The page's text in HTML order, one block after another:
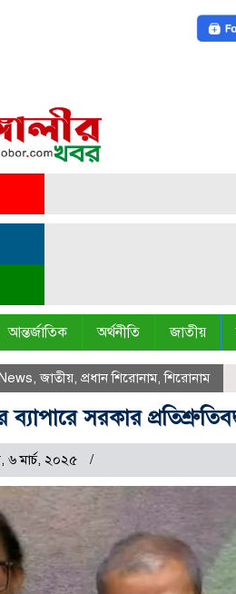
আন্তর্জাতিক অর্থনীতি জাতীয়
,জাতীয়, প্রধান শিরোনাম,শিরোনাম
ব্যাপারে সরকার
মার্চ, ২০২৫